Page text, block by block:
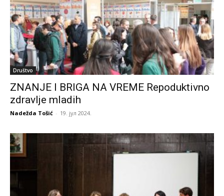
Društvo
ZNANJE I BRIGA NA VREME Repoduktivno
zdravlje mladih
Nadežda Tošić - 19. јул 2024.